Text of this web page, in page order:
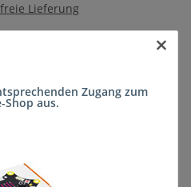
Lieferung
×
Zugang zum
Shop aus.